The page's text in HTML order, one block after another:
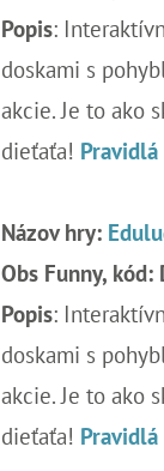
Popis:
doskami s
akcie. Je to ako
dieťaťa!
Názov hry:
Obs Funny, kód:
Popis:
doskami s
akcie. Je to ako
dieťaťa!